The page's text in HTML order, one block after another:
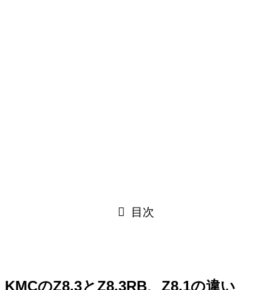
目次
KMCのZ8.3とZ8.3RB、Z8.1の違い